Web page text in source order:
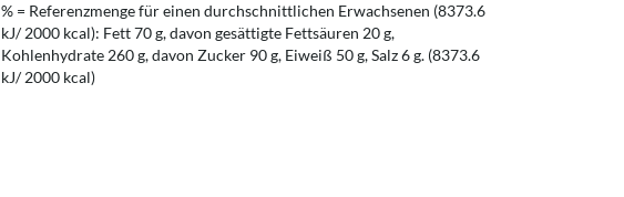
% = Referenzmenge für einen durchschnittlichen Erwachsenen (8373.6
kJ/ 2000 kcal): Fett 70 g, davon gesättigte Fettsäuren 20 g,
Kohlenhydrate 260 g, davon Zucker 90 g, Eiweiß 50 g, Salz 6 g. (8373.6
kJ/ 2000 kcal)